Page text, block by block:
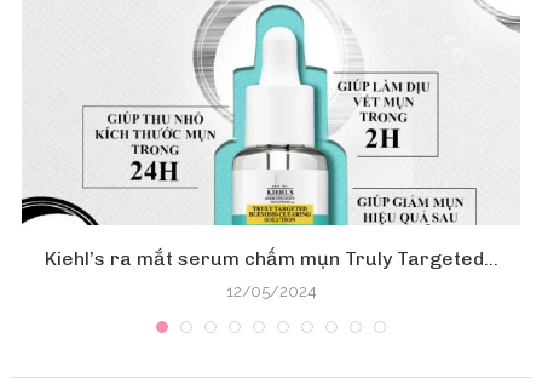
Kiehl’s ra mắt serum chấm mụn Truly Targeted...
12/05/2024